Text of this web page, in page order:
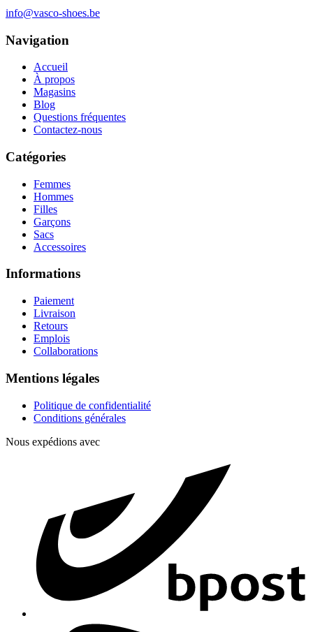
info@vasco-shoes.be
Navigation
Accueil
À propos
Magasins
Blog
Questions fréquentes
Contactez-nous
Catégories
Femmes
Hommes
Filles
Garçons
Sacs
Accessoires
Informations
Paiement
Livraison
Retours
Emplois
Collaborations
Mentions légales
Politique de confidentialité
Conditions générales
Nous expédions avec